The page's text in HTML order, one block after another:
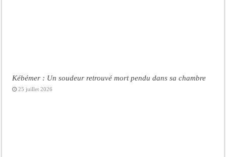
Kébémer : Un soudeur retrouvé mort pendu dans sa chambre
25 juillet 2026